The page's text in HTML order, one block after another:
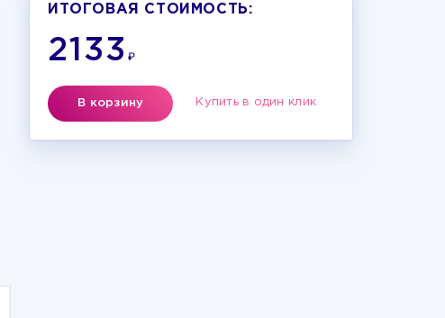
ИТОГОВАЯ СТОИМОСТЬ:
2133 ₽
В корзину Купить в один клик